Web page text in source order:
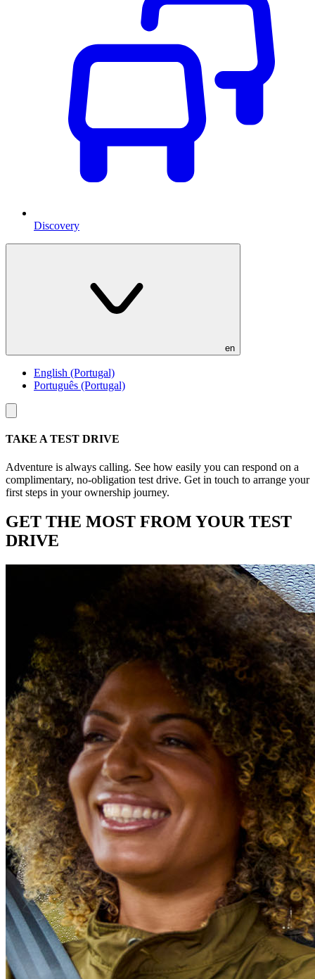
Discovery
en
English (Portugal)
Português (Portugal)
Toggle
TAKE A TEST DRIVE
Adventure is always calling. See how easily you can respond on a
complimentary, no-obligation test drive. Get in touch to arrange your
first steps in your ownership journey.
GET THE MOST FROM YOUR TEST
DRIVE